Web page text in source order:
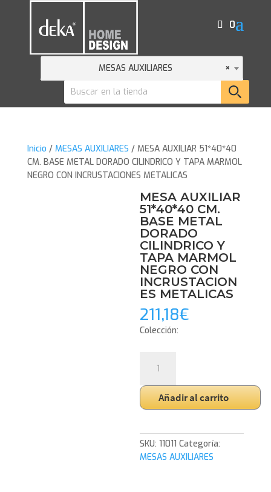
0
×
MESAS AUXILIARES
Inicio / MESAS AUXILIARES / MESA AUXILIAR 51*40*40
CM. BASE METAL DORADO CILINDRICO Y TAPA MARMOL
NEGRO CON INCRUSTACIONES METALICAS
MESA AUXILIAR
51*40*40 CM.
BASE METAL
DORADO
CILINDRICO Y
TAPA MARMOL
NEGRO CON
INCRUSTACION
ES METALICAS
211,18€
Colección:
AUXILIAR
51*40*40
CM.
BASE
DORADO
CILINDRICO
Añadir al carrito
SKU:11011 Categoría:
MESAS AUXILIARES